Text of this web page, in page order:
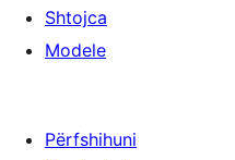
Shtojca
Modele
Përfshihuni